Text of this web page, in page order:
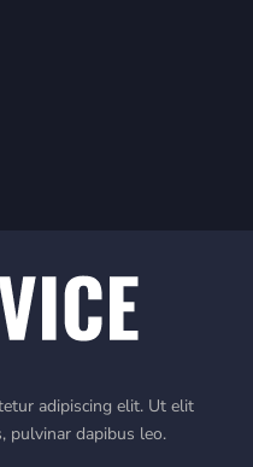
adipiscing elit. Ut elit
pulvinar dapibus leo.